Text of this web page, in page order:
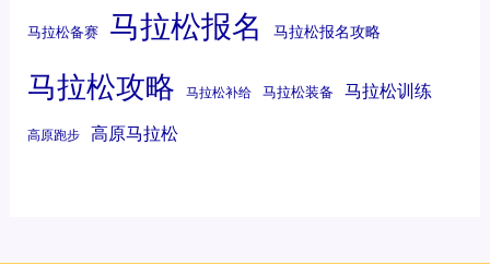
马拉松备赛 马拉松报名 马拉松报名攻略
马拉松攻略 马拉松补给 马拉松装备 马拉松训练
高原跑步 高原马拉松